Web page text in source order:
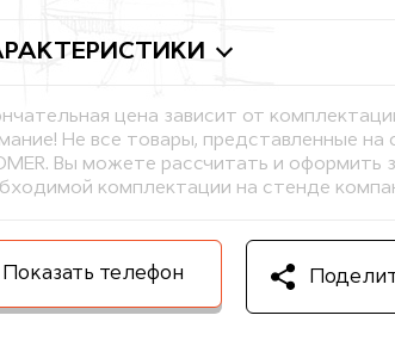
цена зависит от
Не все товары, представленные на
Вы можете рассчитать и оформить
комплектации на стенде
Показать телефон